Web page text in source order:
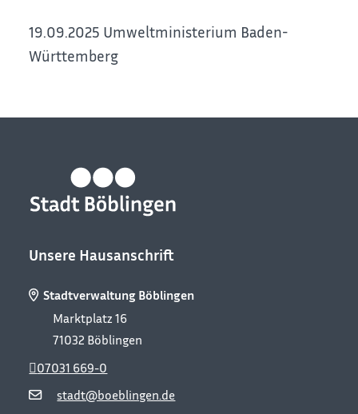
19.09.2025 Umweltministerium Baden-
Württemberg
Unsere Hausanschrift
Stadtverwaltung Böblingen
Marktplatz 16
71032 Böblingen
stadt@boeblingen.de
07031 669-0